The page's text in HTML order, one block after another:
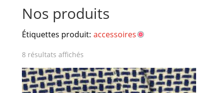
Nos produits
Étiquettes produit: accessoires
8 résultats affichés